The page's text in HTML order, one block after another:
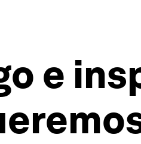
e